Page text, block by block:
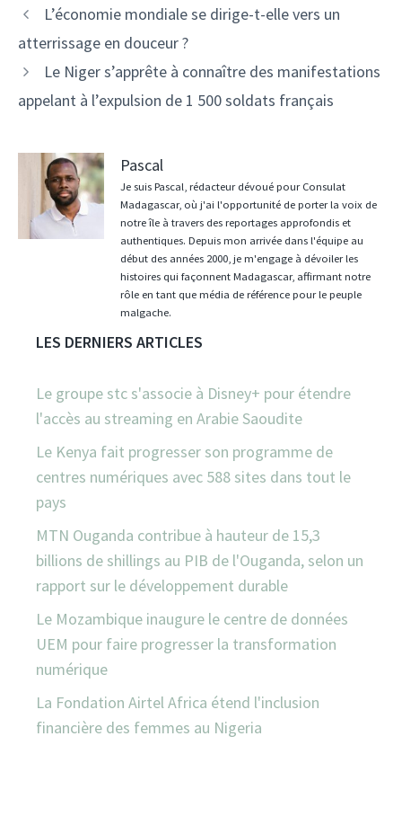
Navigation
des
L’économie mondiale se dirige-t-elle vers un
atterrissage en douceur ?
Le Niger s’apprête à connaître des manifestations
appelant à l’expulsion de 1 500 soldats français
Pascal
Je suis Pascal, rédacteur dévoué pour Consulat
Madagascar, où j'ai l'opportunité de porter la voix de
notre île à travers des reportages approfondis et
authentiques. Depuis mon arrivée dans l'équipe au
début des années 2000, je m'engage à dévoiler les
histoires qui façonnent Madagascar, affirmant notre
rôle en tant que média de référence pour le peuple
malgache.
LES DERNIERS ARTICLES
Le groupe stc s'associe à Disney+ pour étendre
l'accès au streaming en Arabie Saoudite
Le Kenya fait progresser son programme de
centres numériques avec 588 sites dans tout le
pays
MTN Ouganda contribue à hauteur de 15,3
billions de shillings au PIB de l'Ouganda, selon un
rapport sur le développement durable
Le Mozambique inaugure le centre de données
UEM pour faire progresser la transformation
numérique
La Fondation Airtel Africa étend l'inclusion
financière des femmes au Nigeria